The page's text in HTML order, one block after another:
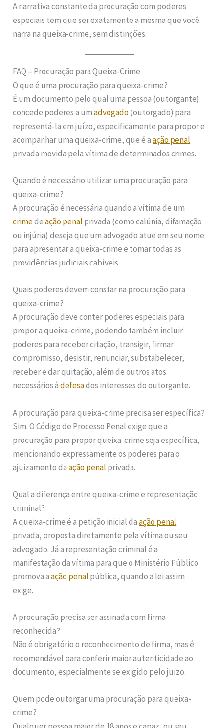
A narrativa constante da procuração com poderes
especiais tem que ser exatamente a mesma que você
narra na queixa-crime, sem distinções.
FAQ – Procuração para Queixa-Crime
O que é uma procuração para queixa-crime?
É um documento pelo qual uma pessoa (outorgante)
concede poderes a umadvogado(outorgado) para
representá-la em juízo, especificamente para propor e
acompanhar uma queixa-crime, que é aação penal
privada movida pela vítima de determinados crimes.
Quando é necessário utilizar uma procuração para
queixa-crime?
A procuração é necessária quando a vítima de um
crimedeação penal privada (como calúnia, difamação
ou injúria) deseja que um advogado atue em seu nome
para apresentar a queixa-crime e tomar todas as
providências judiciais cabíveis.
Quais poderes devem constar na procuração para
queixa-crime?
A procuração deve conter poderes especiais para
propor a queixa-crime, podendo também incluir
poderes para receber citação, transigir, firmar
compromisso, desistir, renunciar, substabelecer,
receber e dar quitação, além de outros atos
necessários àdefesados interesses do outorgante.
A procuração para queixa-crime precisa ser específica?
Sim. O Código de Processo Penal exige que a
procuração para propor queixa-crime seja específica,
mencionando expressamente os poderes para o
ajuizamento daação penal privada.
Qual a diferença entre queixa-crime e representação
criminal?
A queixa-crime é a petição inicial daação penal
privada, proposta diretamente pela vítima ou seu
advogado. Já a representação criminal é a
manifestação da vítima para que o Ministério Público
promova aação penal pública, quando a lei assim
exige.
A procuração precisa ser assinada com firma
reconhecida?
Não é obrigatório o reconhecimento de firma, mas é
recomendável para conferir maior autenticidade ao
documento, especialmente se exigido pelo juízo.
Quem pode outorgar uma procuração para queixa-
crime?